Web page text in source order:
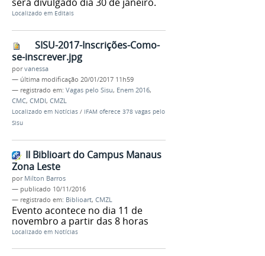
Localizado em Editais
SISU-2017-Inscrições-Como-
se-inscrever.jpg
porvanessa
— última modificação 20/01/2017 11h59
— registrado em: Vagas pelo Sisu, Enem 2016,
CMC, CMDI, CMZL
Localizado em Notícias / IFAM oferece 378 vagas pelo
Sisu
II Biblioart do Campus Manaus
Zona Leste
por Milton Barros
— publicado 10/11/2016
— registrado em: Biblioart, CMZL
Evento acontece no dia 11 de
novembro a partir das 8 horas
Localizado em Notícias